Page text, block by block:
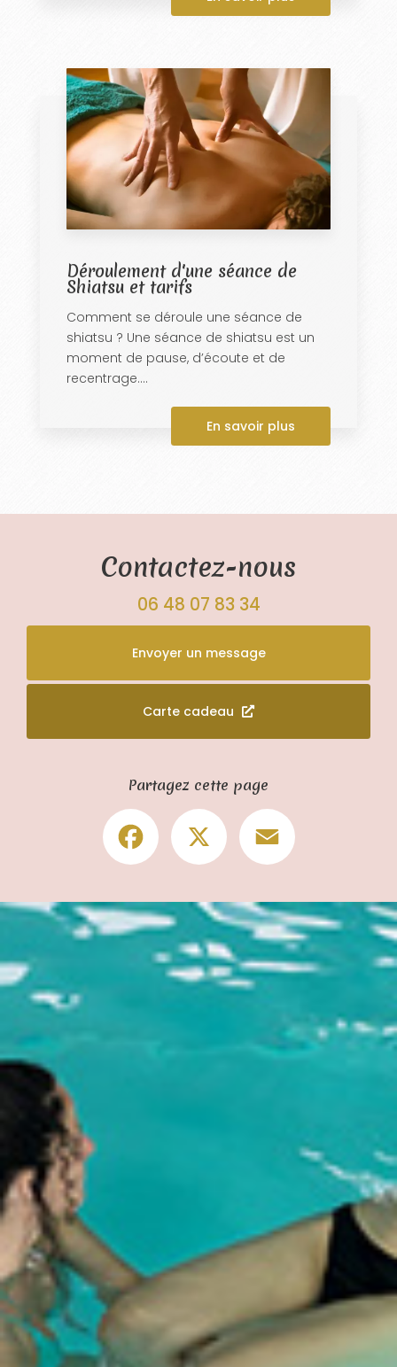
Déroulement d'une séance de
Shiatsu et tarifs
Comment se déroule une séance de
shiatsu ? Une séance de shiatsu est un
moment de pause, d’écoute et de
recentrage....
En savoir plus
Contactez-nous
06 48 07 83 34
Envoyer un message
Carte cadeau
Partagez cette page
Facebook